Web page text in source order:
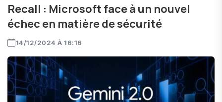
Recall : Microsoft face à un nouvel
échec en matière de sécurité
14/12/2024 À 16:16